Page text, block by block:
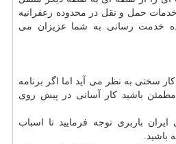
خدمات حمل و نقل در محدوده زعفرانیه
خدمت رسانی به شما عزیزان می
سختی به نظر می آید اما اگر برنامه
باشید کار آسانی در پیش روی
باربری توجه فرمایید تا اسباب
باشید.